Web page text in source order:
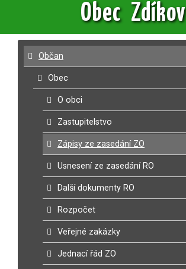
Obec Zdíkov
Občan
Obec
O obci
Zastupitelstvo
Zápisy ze zasedání ZO
Usnesení ze zasedání RO
Další dokumenty RO
Rozpočet
Veřejné zakázky
Jednací řád ZO